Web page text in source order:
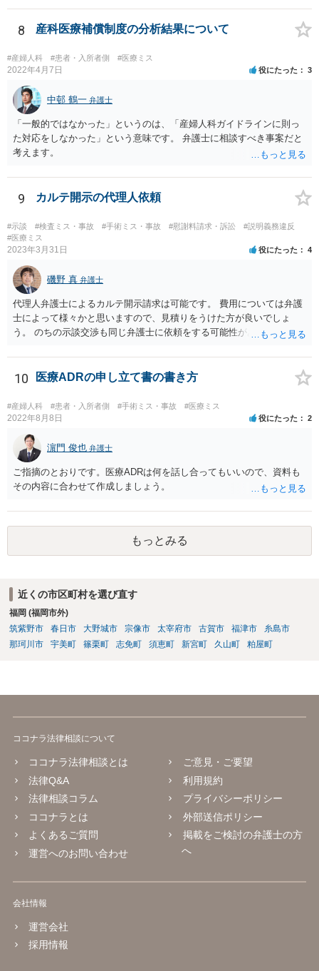
れているのであれば消防の記録等を調査してみなければ、裁判で勝て
る可能性があるかどうかまでは判断できません。これはどの介護事
故・医療事故でも同様です。 一度弁護士にご相談の上、まずは調査
事件として依頼された方が良いと思います。
8 産科医療補償制度の分析結果について
#産婦人科 #患者・入所者側 #医療ミス
2022年4月7日 役にたった 3
中邨 鶴一 弁護士
「一般的ではなかった」というのは、「産婦人科ガイドラインに則っ
た対応をしなかった」という意味です。 弁護士に相談すべき事案だと
考えます。
9 カルテ開示の代理人依頼
#示談 #検査ミス・事故 #手術ミス・事故 #慰謝料請求・訴訟
#説明義務違反
#医療ミス
2023年3月31日 役にたった 4
磯野 真 弁護士
代理人弁護士によるカルテ開示請求は可能です。 費用については弁護
士によって様々かと思いますので、見積りをうけた方が良いでしょ
う。 のちの示談交渉も同じ弁護士に依頼をする可能性がある場合に
いたほうが良いと思われます。
10 医療ADRの申し立て書の書き方
#産婦人科 #患者・入所者側 #手術ミス・事故 #医療ミス
2022年8月8日 役にたった 2
濵門 俊也 弁護士
ご指摘のとおりです。医療ADRは何を話し合ってもいいので、資料も
その内容に合わせて作成しましょう。
もっとみる
近くの市区町村を選び直す
福岡 (福岡市外)
筑紫野市
春日市 大野城市 宗像市 太宰府市 古賀市 福津市
糸島市
那珂川市
宇美町 篠栗町 志免町 須恵町 新宮町 久山町 粕屋町
ココナラ法律相談について
ココナラ法律相談とは
法律Q&A
法律相談コラム
ココナラとは
よくあるご質問
運営へのお問い合わせ
ご意見・ご要望
利用規約
プライバシーポリシー
外部送信ポリシー
掲載をご検討の弁護士の方
へ
会社情報
運営会社
採用情報